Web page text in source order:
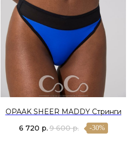
OPAAK SHEER MADDY Стринги
6 720 р.9 600 р. -30%